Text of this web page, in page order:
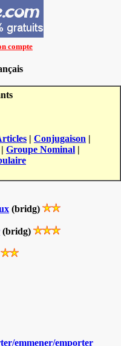
compte
| Conjugaison |
| Groupe Nominal |
(bridg)
(bridg)
emmener/emporter